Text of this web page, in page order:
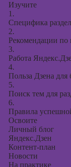
Изучите
1.
Специфика
2.
Рекомендации по
3.
Работа
4.
Польза Дзена для
5.
Поиск тем для
6.
Правила
Освоите
Личный блог
Яндекс.Дзен
Контент-план
Новости
На практике